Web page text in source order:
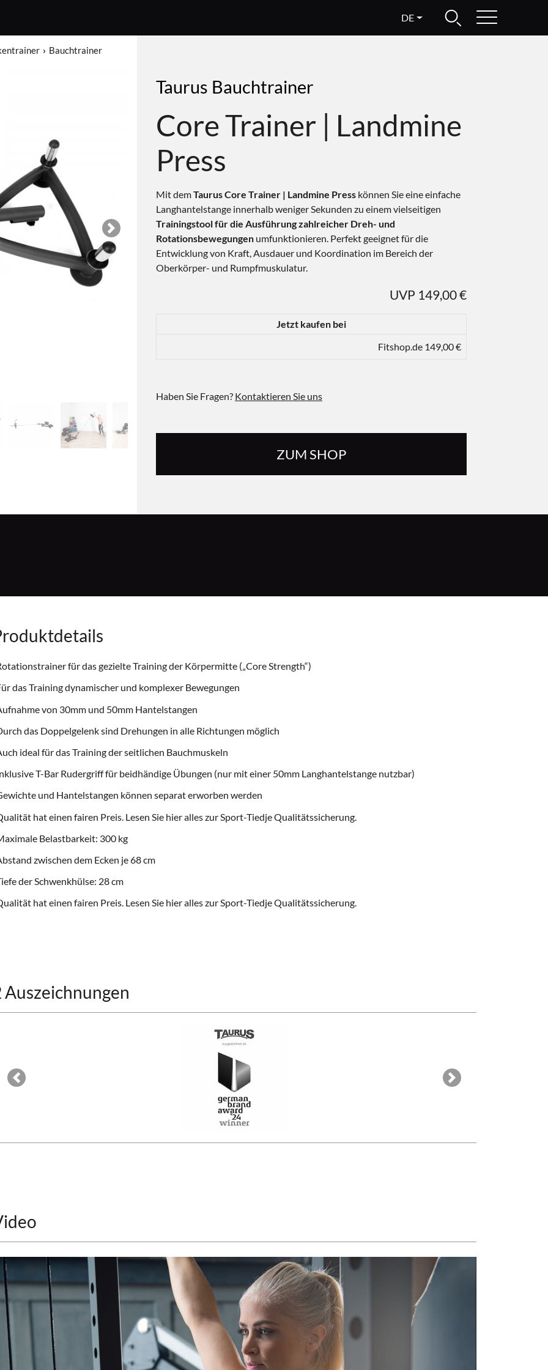
DE
Bauchtrainer
Next
Taurus Bauchtrainer
Core Trainer | Landmine
Press
Mit demTaurus Core Trainer | Landmine Press können Sie eine einfache
Langhantelstange innerhalb weniger Sekunden zu einem vielseitigen
Trainingstool für die Ausführung zahlreicher Dreh- und
Rotationsbewegungen umfunktionieren. Perfekt geeignet für die
Entwicklung von Kraft, Ausdauer und Koordination im Bereich der
Oberkörper- und Rumpfmuskulatur.
UVP 149,00 €
Jetzt kaufen bei
Fitshop.de 149,00 €
Haben Sie Fragen? Kontaktieren Sie uns
ZUM SHOP
für das gezielte Training der Körpermitte („Core Strength“)
das Training dynamischer und komplexer Bewegungen
von 30mm und 50mm Hantelstangen
das Doppelgelenk sind Drehungen in alle Richtungen möglich
ideal für das Training der seitlichen Bauchmuskeln
T-Bar Rudergriff für beidhändige Übungen (nur mit einer 50mm Langhantelstange nutzbar)
und Hantelstangen können separat erworben werden
hat einen fairen Preis. Lesen Sie hier alles zur Sport-Tiedje Qualitätssicherung.
Belastbarkeit: 300 kg
zwischen dem Ecken je 68 cm
der Schwenkhülse: 28 cm
hat einen fairen Preis. Lesen Sie hier alles zurSport-Tiedje Qualitätssicherung.
Auszeichnungen
Previous Next